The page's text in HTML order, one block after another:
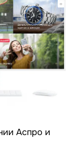
Аспро и